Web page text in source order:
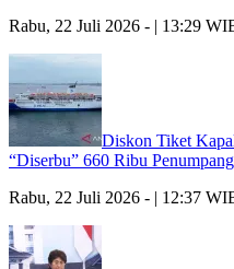
Rabu, 22 Juli 2026 - | 13:29
Diskon Tiket
“Diserbu” 660 Ribu Penumpang
Rabu, 22 Juli 2026 - | 12:37